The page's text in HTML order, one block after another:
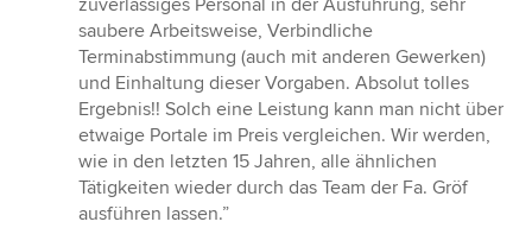
zuverlässiges Personal in der Ausführung, sehr
saubere Arbeitsweise, Verbindliche
Terminabstimmung (auch mit anderen Gewerken)
und Einhaltung dieser Vorgaben. Absolut tolles
Ergebnis!! Solch eine Leistung kann man nicht über
etwaige Portale im Preis vergleichen. Wir werden,
wie in den letzten 15 Jahren, alle ähnlichen
Tätigkeiten wieder durch das Team der Fa. Gröf
ausführen lassen.”